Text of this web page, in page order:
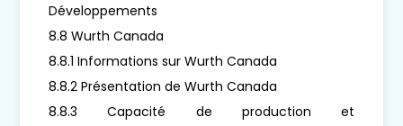
Développements
8.8 Wurth Canada
8.8.1 Informations sur Wurth Canada
8.8.2 Présentation de Wurth Canada
8.8.3 Capacité de production et